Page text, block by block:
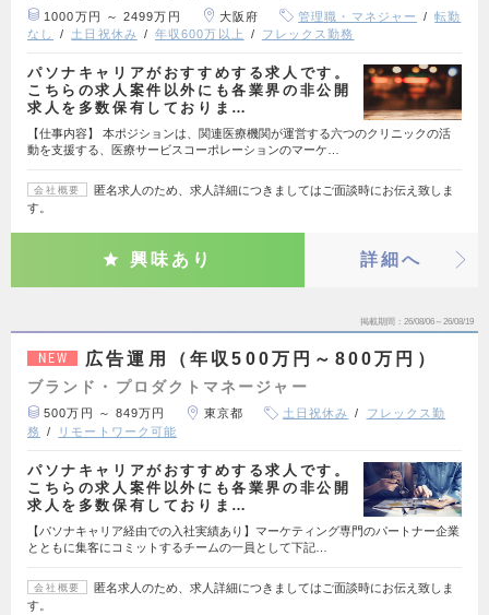
1000万円 ～ 2499万円 大阪府 管理職・マネジャー
転勤
なし
土日祝休み 年収600万以上 フレックス勤務
パソナキャリアがおすすめする求人です。
こちらの求人案件以外にも各業界の非公開
求人を多数保有しておりま…
【仕事内容】 本ポジションは、関連医療機関が運営する六つのクリニックの活
動を支援する、医療サービスコーポレーションのマーケ…
会社概要
匿名求人のため、求人詳細につきましてはご面談時にお伝え致しま
す。
興味あり 詳細へ
掲載期間 26/08/06～26/08/19
NEW 広告運用（年収500万円～800万円）
ブランド・プロダクトマネージャー
500万円 ～ 849万円 東京都 土日祝休み
フレックス勤
務
リモートワーク可能
パソナキャリアがおすすめする求人です。
こちらの求人案件以外にも各業界の非公開
求人を多数保有しておりま…
【パソナキャリア経由での入社実績あり】マーケティング専門のパートナー企業
とともに集客にコミットするチームの一員として下記…
会社概要
匿名求人のため、求人詳細につきましてはご面談時にお伝え致しま
す。